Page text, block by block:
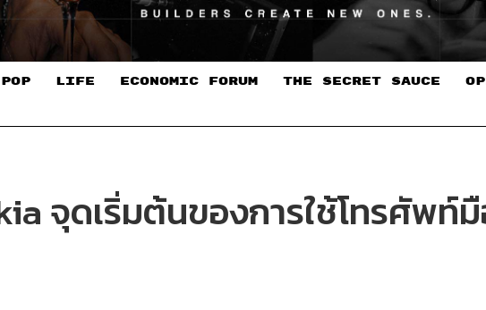
POP LIFE ECONOMIC FORUM THE SECRET SAUCE​
จุดเริ่มต้นของการใช้โทรศัพท์